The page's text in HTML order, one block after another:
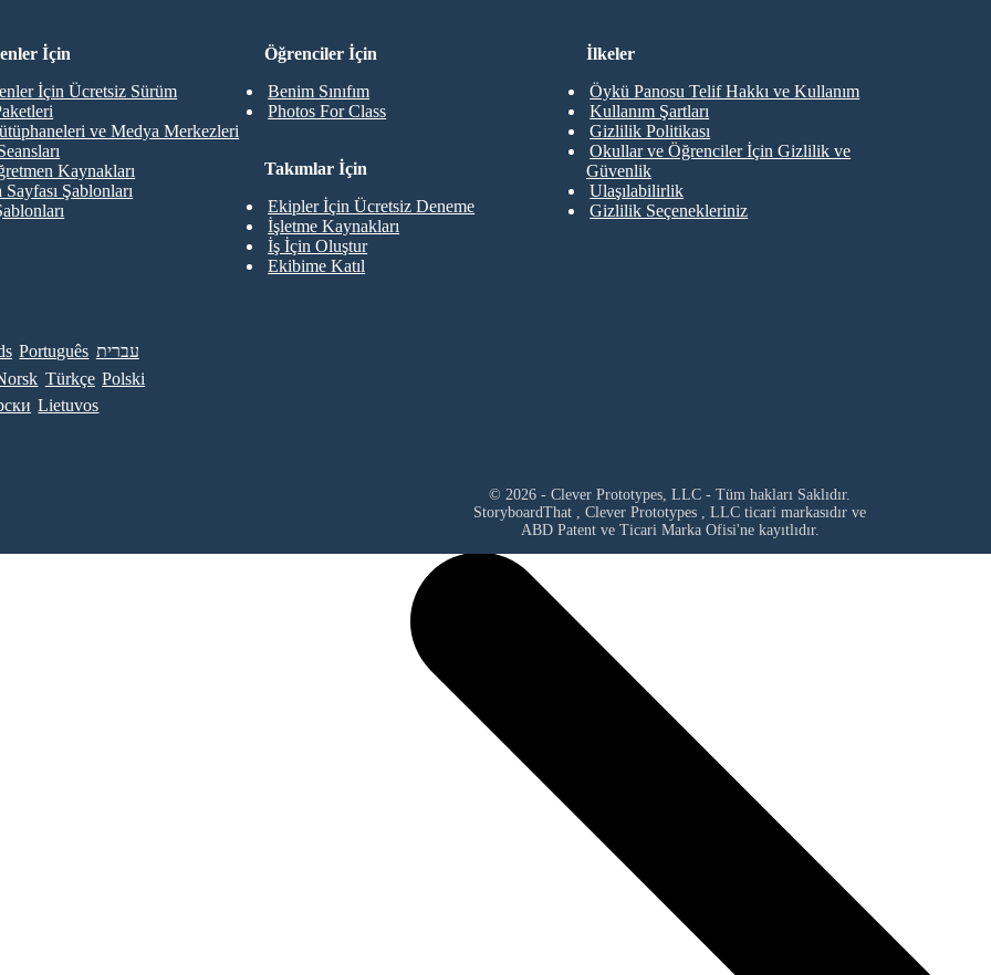
Öğrenciler İçin
Benim Sınıfım
Photos For Class
İçin
İçin Ücretsiz Sürüm
ve Medya Merkezleri
Kaynakları
Sayfası Şablonları
Takımlar İçin
Ekipler İçin Ücretsiz Deneme
İşletme Kaynakları
İş İçin Oluştur
Ekibime Katıl
İlkeler
Öykü Panosu Telif Hakkı ve Kullanım
Kullanım Şartları
Gizlilik Politikası
Okullar ve Öğrenciler İçin Gizlilik ve
Güvenlik
Ulaşılabilirlik
Gizlilik Seçenekleriniz
Português עברית
Türkçe Polski
Lietuvos
© 2026 - Clever Prototypes, LLC - Tüm hakları Saklıdır.
StoryboardThat , Clever Prototypes , LLC ticari markasıdır ve
ABD Patent ve Ticari Marka Ofisi'ne kayıtlıdır.